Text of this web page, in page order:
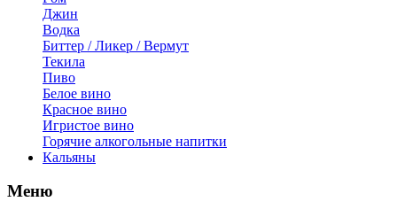
Джин
Водка
Биттер / Ликер / Вермут
Текила
Пиво
Белое вино
Красное вино
Игристое вино
Горячие алкогольные напитки
Кальяны
Меню